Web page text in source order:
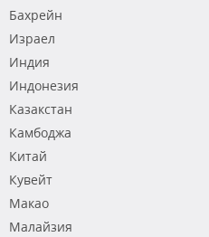
Бахрейн
Израел
Индия
Индонезия
Казакстан
Камбоджа
Китай
Кувейт
Макао
Малайзия